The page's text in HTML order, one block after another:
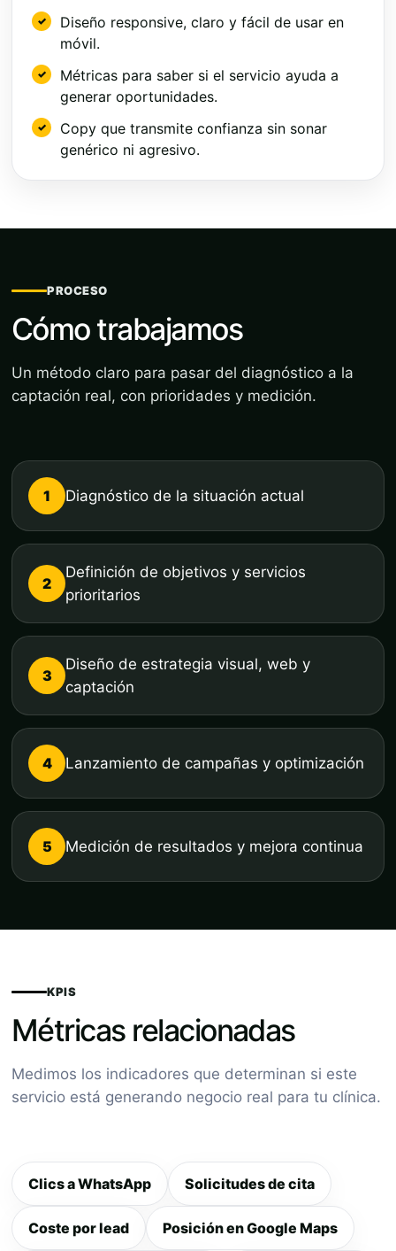
Diseño responsive, claro y fácil de usar en
móvil.
Métricas para saber si el servicio ayuda a
generar oportunidades.
Copy que transmite confianza sin sonar
genérico ni agresivo.
PROCESO
Cómo trabajamos
Un método claro para pasar del diagnóstico a la
captación real, con prioridades y medición.
1 Diagnóstico de la situación actual
2
Definición de objetivos y servicios
prioritarios
3
Diseño de estrategia visual, web y
captación
4 Lanzamiento de campañas y optimización
5 Medición de resultados y mejora continua
KPIS
Métricas relacionadas
Medimos los indicadores que determinan si este
servicio está generando negocio real para tu clínica.
Clics a WhatsApp Solicitudes de cita
Coste por lead Posición en Google Maps